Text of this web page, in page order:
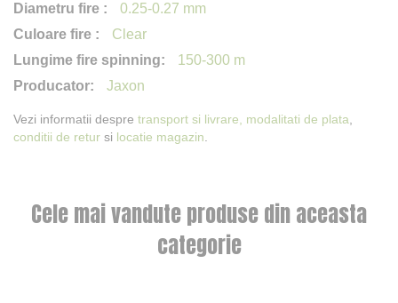
0.25-0.27 mm
Clear
150-300 m
Jaxon
Vezi informatii despre transport si livrare, modalitati de plata,
conditii de retur si locatie magazin.
Cele mai vandute produse din aceasta
categorie